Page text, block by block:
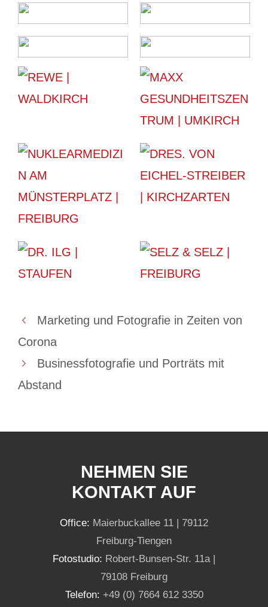
Marketing und Fotografie in Zeiten von
Corona
Businessfotografie und Porträts mit
Abstand
NEHMEN SIE
KONTAKT AUF
Office: Maierbuckallee 11 | 79112
Freiburg-Tiengen
Fotostudio: Robert-Bunsen-Str. 11a |
79108 Freiburg
Telefon: +49 (0) 7664 612 3350